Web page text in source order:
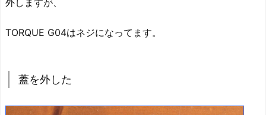
TORQUE G04はネジになってます。
蓋を外した